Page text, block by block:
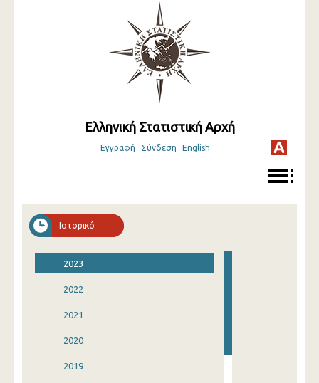
Ελληνική Στατιστική Αρχή
Εγγραφή Σύνδεση English
Ιστορικό
2023
2022
2021
2020
2019